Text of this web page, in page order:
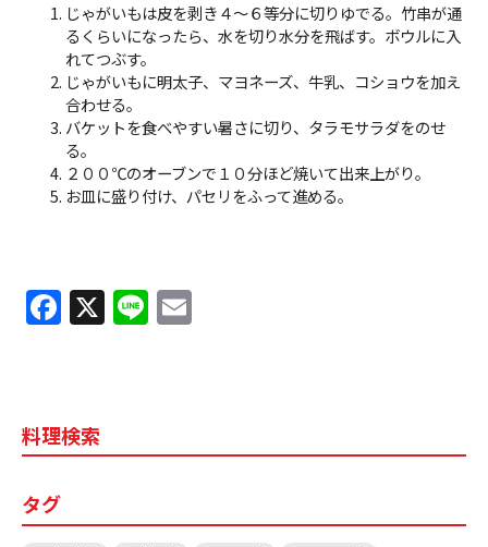
じゃがいもは皮を剥き４～６等分に切りゆでる。竹串が通
るくらいになったら、水を切り水分を飛ばす。ボウルに入
れてつぶす。
じゃがいもに明太子、マヨネーズ、牛乳、コショウを加え
合わせる。
バケットを食べやすい暑さに切り、タラモサラダをのせ
る。
２００℃のオーブンで１０分ほど焼いて出来上がり。
お皿に盛り付け、パセリをふって進める。
F
a
b
o
X Li
n
料理検索
タグ